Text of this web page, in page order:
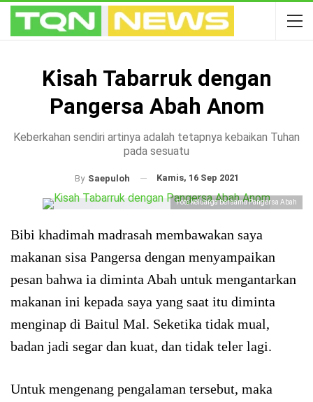
Kisah Tabarruk dengan
Pangersa Abah Anom
Keberkahan sendiri artinya adalah tetapnya kebaikan Tuhan
pada sesuatu
By Saepuloh Kamis, 16 Sep 2021
Foto keluarga bersama Pangersa Abah
Bibi khadimah madrasah membawakan saya
makanan sisa Pangersa dengan menyampaikan
pesan bahwa ia diminta Abah untuk mengantarkan
makanan ini kepada saya yang saat itu diminta
menginap di Baitul Mal. Seketika tidak mual,
badan jadi segar dan kuat, dan tidak teler lagi.
Untuk mengenang pengalaman tersebut, maka